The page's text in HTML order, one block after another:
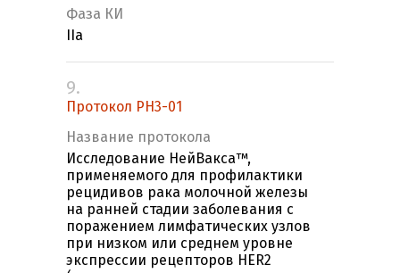
Фаза КИ
IIa
9.
Протокол PH3-01
Название протокола
Исследование НейВакса™,
применяемого для профилактики
рецидивов рака молочной железы
на ранней стадии заболевания с
поражением лимфатических узлов
при низком или среднем уровне
экспрессии рецепторов HER2